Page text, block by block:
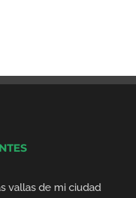
vallas de mi ciudad